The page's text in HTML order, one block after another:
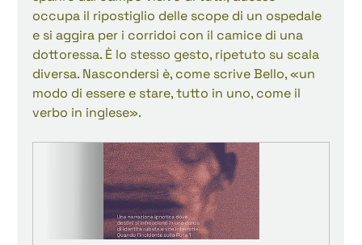
occupa il ripostiglio delle scope di un ospedale
e si aggira per i corridoi con il camice di una
dottoressa. È lo stesso gesto, ripetuto su scala
diversa. Nascondersi è, come scrive Bello, «un
modo di essere e stare, tutto in uno, come il
verbo in inglese».